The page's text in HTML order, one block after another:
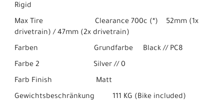
Rigid
Max Tire Clearance 700c (*) 52mm (1x
drivetrain) / 47mm (2x drivetrain)
Farben Grundfarbe Black // PC8
Farbe 2 Silver // 0
Farb Finish Matt
Gewichtsbeschränkung 111 KG (Bike included)